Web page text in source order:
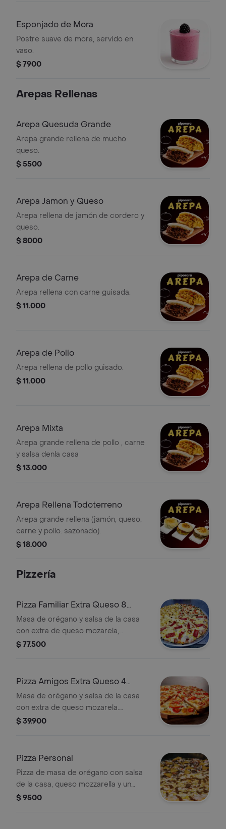
Esponjado de Mora
Postre suave de mora, servido en
vaso.
$ 7900
Arepas Rellenas
Arepa Quesuda Grande
Arepa grande rellena de mucho
queso.
$ 5500
Arepa Jamon y Queso
Arepa rellena de jamón de cordero y
queso.
$ 8000
Arepa de Carne
Arepa rellena con carne guisada.
$ 11.000
Arepa de Pollo
Arepa rellena de pollo guisado.
$ 11.000
Arepa Mixta
Arepa grande rellena de pollo , carne
y salsa denla casa
$ 13.000
Arepa Rellena Todoterreno
Arepa grande rellena (jamón, queso,
carne y pollo. sazonado).
$ 18.000
Pizzería
Pizza Familiar Extra Queso 8
Porciones
Masa de orégano y salsa de la casa
con extra de queso mozarela,
ingredientes seleccionados. Elige
$ 77.500
Pizza Amigos Extra Queso 4
Porciones
Masa de orégano y salsa de la casa
con extra de queso mozarela.
Productos seleccionado elige dos
$ 39.900
Pizza Personal
Pizza de masa de orégano con salsa
de la casa, queso mozzarella y un
sabor a elección.
$ 9500